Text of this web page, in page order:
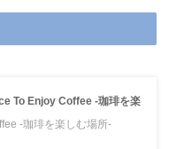
To Enjoy Coffee -珈琲を楽
-珈琲を楽しむ場所-